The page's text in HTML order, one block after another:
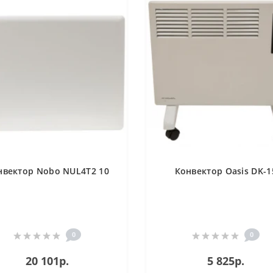
Nobo NUL4T2 10
0
20 101р.
Конвектор Oasis DK-
0
5 825р.